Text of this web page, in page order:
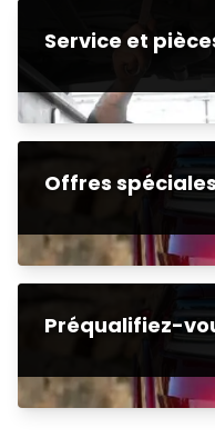
Service et
Offres
Préqualifiez-